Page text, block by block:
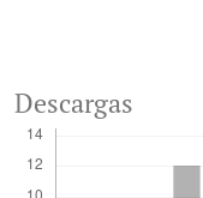
Descargas